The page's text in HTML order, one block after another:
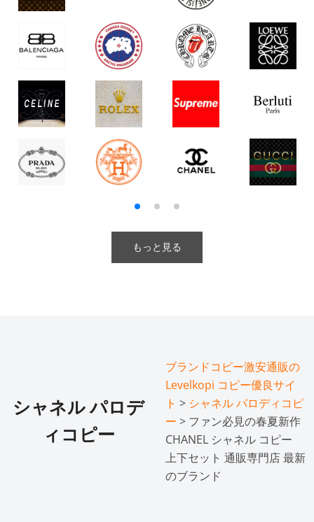
もっと見る
シャネル パロデ
ィコピー
ブランドコピー激安通販の
Levelkopi コピー優良サイ
ト > シャネル パロディコピ
ー > ファン必見の春夏新作
CHANEL シャネル コピー
上下セット 通販専門店 最新
のブランド